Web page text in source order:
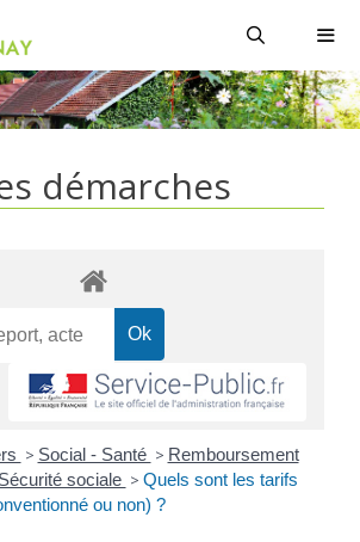
démarches
> Social - Santé > Remboursement
sociale > Quels sont les tarifs
ou non) ?